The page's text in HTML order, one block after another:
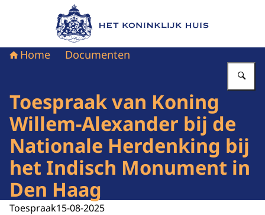
Naar de homepage van Het Koninklijk Huis
Home Documenten
Toespraak van Koning
Willem-Alexander bij de
Nationale Herdenking bij
het Indisch Monument in
Den Haag
Toespraak15-08-2025